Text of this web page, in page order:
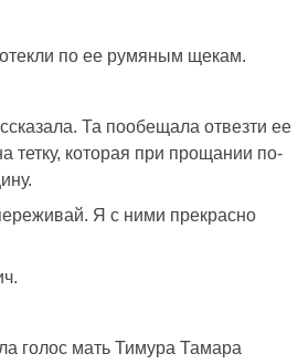
по ее румяным щекам.
Та пообещала отвезти ее
тетку, которая при прощании по-
Я с ними прекрасно
голос мать Тимура Тамара